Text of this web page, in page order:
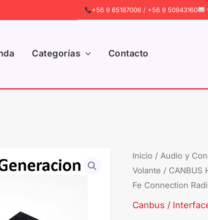
+56 9 65187006 / +56 9 50943160
Categorías Contacto
Inicio /Audio y
Volante / CANBUS
Fe Connection
Canbus /
CANBUS
Hyundai
2da
Generación